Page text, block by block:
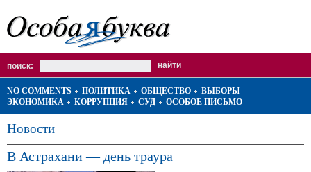
поиск:
NO COMMENTS ПОЛИТИКА ОБЩЕСТВО
ВЫБОРЫ
ЭКОНОМИКА
КОРРУПЦИЯ СУД ОСОБОЕ ПИСЬМО
Новости
В Астрахани — день траура